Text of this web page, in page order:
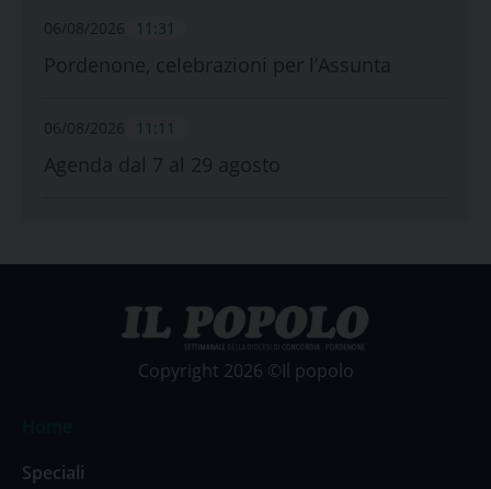
06/08/2026 11:31
Pordenone, celebrazioni per l’Assunta
06/08/2026 11:11
Agenda dal 7 al 29 agosto
Copyright 2026 ©Il popolo
Speciali